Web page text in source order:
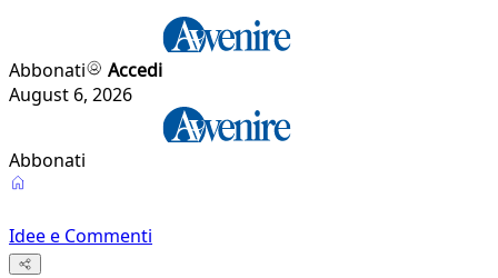
Abbonati
Accedi
August 6, 2026
Abbonati
Idee e Commenti